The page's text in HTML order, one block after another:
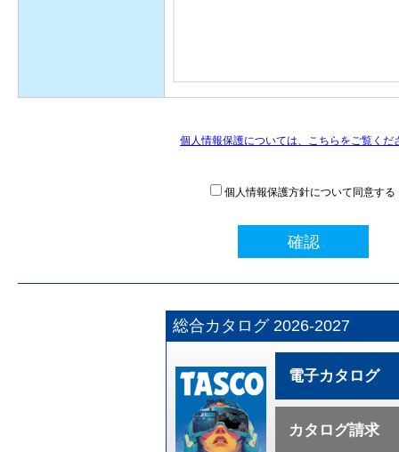
個人情報保護については、こちらをご覧くだ
個人情報保護方針について同意する
確認
総合カタログ 2026-2027
電子カタログ
カタログ請求